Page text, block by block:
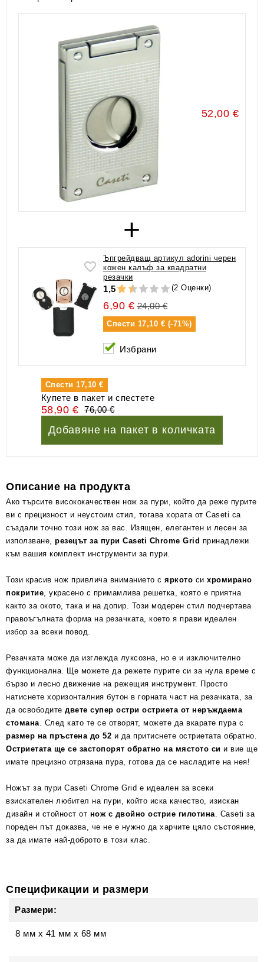
52,00 €
+
Ъпгрейдващ артикул adorini черен
кожен калъф за квадратни
резачки
1,5 (2 Оценки)
6,90 € 24,00 €
Спести 17,10 € (-71%)
Избрани
Спести 17,10 €
Купете в пакет и спестете
58,90 € 76,00 €
Добавяне на пакет в количката
Описание на продукта
Ако търсите висококачествен нож за пури, който да реже пурите
ви с прецизност и неустоим стил, тогава хората от Caseti са
създали точно този нож за вас. Изящен, елегантен и лесен за
използване, резецът за пури Caseti Chrome Grid принадлежи
към вашия комплект инструменти за пури.
Този красив нож привлича вниманието с яркото си хромирано
покритие , украсено с примамлива решетка, която е приятна
както за окото, така и на допир. Този модерен стил подчертава
правоъгълната форма на резачката, което я прави идеален
избор за всеки повод.
Резачката може да изглежда луксозна, но е и изключително
функционална. Ще можете да режете пурите си за нула време с
бързо и лесно движение на режещия инструмент. Просто
натиснете хоризонталния бутон в горната част на резачката, за
да освободите двете супер остри остриета от неръждаема
стомана . След като те се отворят, можете да вкарате пура с
размер на пръстена до 52 и да притиснете остриетата обратно.
Остриетата ще се застопорят обратно на мястото си и вие ще
имате прецизно отрязана пура, готова да се насладите на нея!
Ножът за пури Caseti Chrome Grid е идеален за всеки
взискателен любител на пури, който иска качество, изискан
дизайн и стойност от нож с двойно острие гилотина . Caseti за
пореден път доказва, че не е нужно да харчите цяло състояние,
за да имате най-доброто в този клас.
Спецификации и размери
Размери:
8 мм x 41 мм x 68 мм